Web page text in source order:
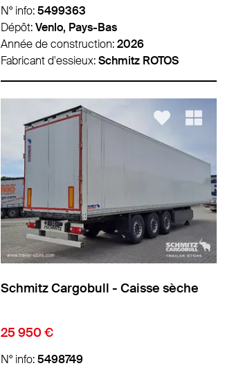
N° info:5499363
Dépôt:Venlo, Pays-Bas
Année de construction:2026
Fabricant d'essieux:Schmitz ROTOS
Schmitz Cargobull - Caisse sèche
25 950 €
N° info:5498749